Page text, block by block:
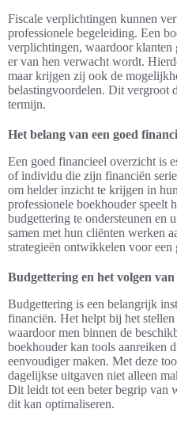
Fiscale verplichtingen kunnen
professionele begeleiding. Een
verplichtingen, waardoor
er van hen verwacht wordt.
maar krijgen zij ook de
belastingvoordelen. Dit vergroot
termijn.
Het belang van een goed
Een goed financieel overzicht is
of individu die zijn financiën
om helder inzicht te krijgen in
professionele boekhouder speelt
budgettering te ondersteunen en
samen met hun cliënten werken
strategieën ontwikkelen voor een
Budgettering en het volgen
Budgettering is een belangrijk
financiën. Het helpt bij het
waardoor men binnen de
boekhouder kan tools aanreiken
eenvoudiger maken. Met deze
dagelijkse uitgaven niet alleen
Dit leidt tot een beter begrip van
dit kan optimaliseren.